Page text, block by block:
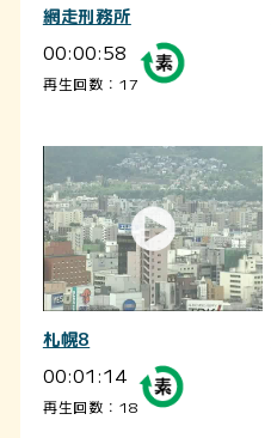
網走刑務所
00:00:58
再生回数：17
札幌8
00:01:14
再生回数：18